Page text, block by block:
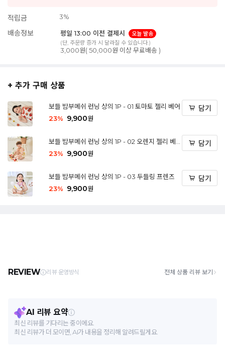
적립금 3%
배송정보 평일 13:00 이전 결제시
오늘 발송
(단, 주문량 증가 시 달라질 수 있습니다.)
3,000원( 50,000원 이상 무료배송 )
+ 추가 구매 상품
보들 밤부메쉬 런닝 상의 1P - 01 토마토 젤리 베어
23% 9,900원
담기
보들 밤부메쉬 런닝 상의 1P - 02 오렌지 젤리 베
어
23% 9,900원
담기
보들 밤부메쉬 런닝 상의 1P - 03 두들링 프렌즈
23% 9,900원
담기